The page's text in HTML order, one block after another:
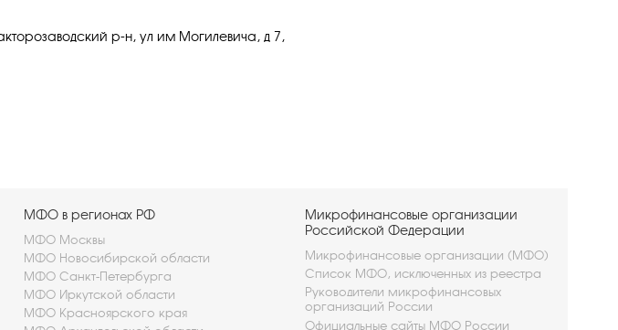
р-н, ул им Могилевича, д 7,
МФО в регионах РФ
МФО Москвы
МФО Новосибирской области
МФО Санкт-Петербурга
МФО Иркутской области
МФО Красноярского края
Микрофинансовые организации
Российской Федерации
Микрофинансовые организации (МФО)
Список МФО, исключенных из реестра
Руководители микрофинансовых
организаций России
Официальные сайты МФО России